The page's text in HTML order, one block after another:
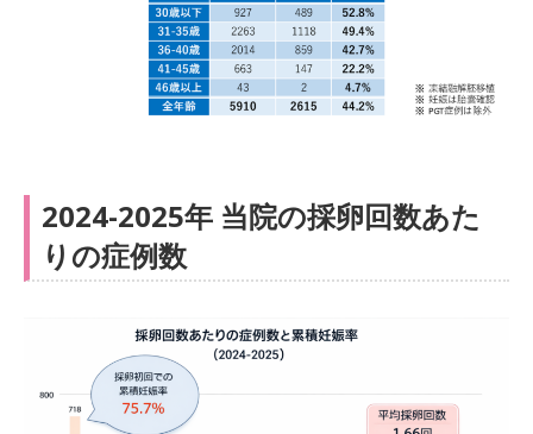
2024-2025年 当院の採卵回数あた
りの症例数